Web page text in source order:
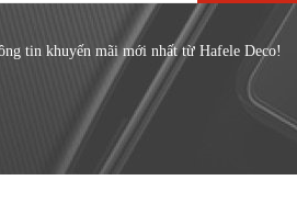
tin khuyến mãi mới nhất từ Hafele Deco!